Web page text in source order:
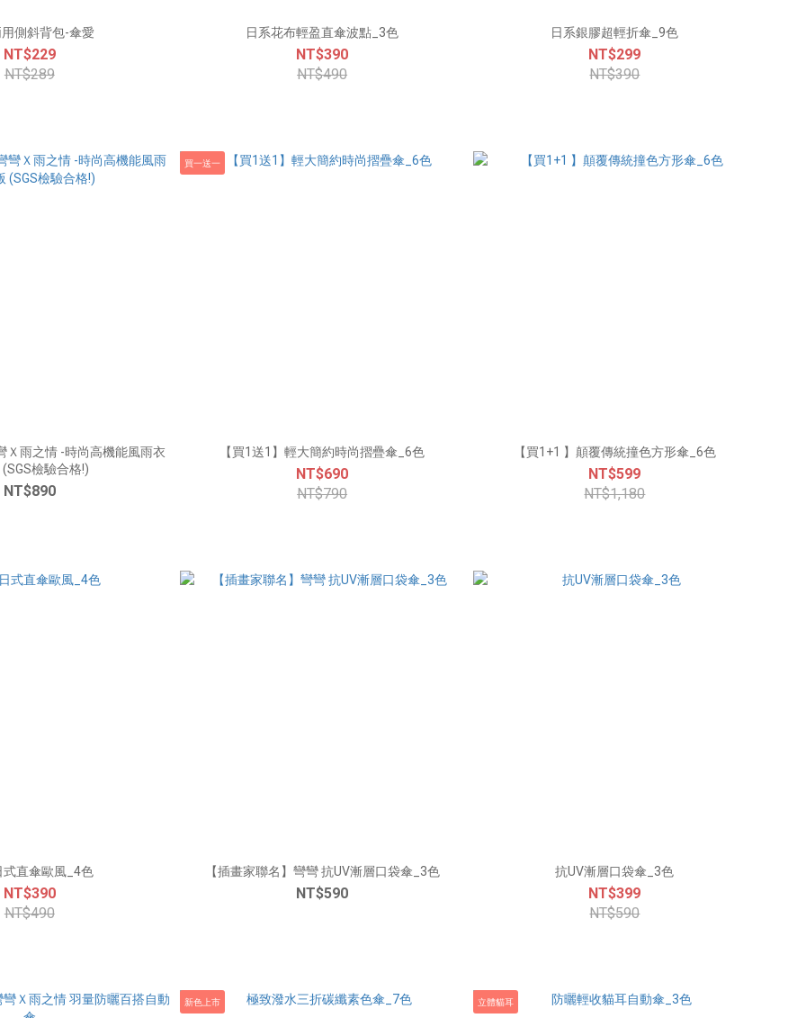
側斜背包-傘愛
NT$229
NT$289
日系花布輕盈直傘波點_3色
NT$390
NT$490
日系銀膠超輕折傘_9色
NT$299
NT$390
Ｘ雨之情 -時尚高機能風雨衣
檢驗合格!)
NT$890
買一送一
【買1送1】輕大簡約時尚摺疊傘_6色
NT$690
NT$790
【買1+1 】顛覆傳統撞色方形傘_6色
NT$599
NT$1,180
式直傘歐風_4色
NT$390
NT$490
【插畫家聯名】彎彎 抗UV漸層口袋傘_3色
NT$590
抗UV漸層口袋傘_3色
NT$399
NT$590
新色上市 立體貓耳